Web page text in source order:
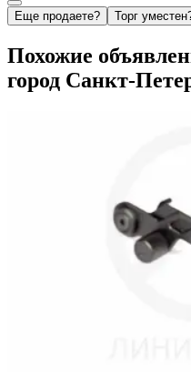
Еще продаете? Торг
Похожие
город Санкт-